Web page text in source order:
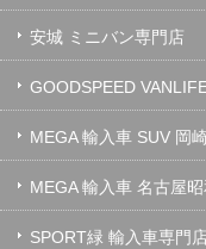
安城 ミニバン専門店
GOODSPEED
MEGA 輸入車 SUV 岡
MEGA 輸入車 名古屋
SPORT緑 輸入車専門店